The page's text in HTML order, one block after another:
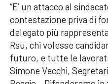
“E’ un attacco al
contestazione priva di
delegato più
Rsu, chi volesse
futuro, e tutte le
Simone Vecchi,